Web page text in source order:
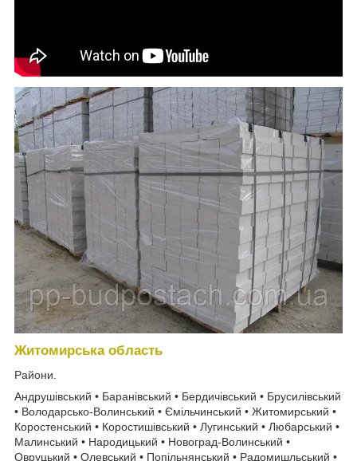
Житомирська область
Райони.
Андрушівський • Баранівський • Бердичівський • Брусилівський
• Володарсько-Волинський • Ємільчинський • Житомирський •
Коростенський • Коростишівський • Лугинський • Любарський •
Малинський • Народицький • Новоград-Волинський •
Овруцький • Олевський • Попільнянський • Радомишльський •